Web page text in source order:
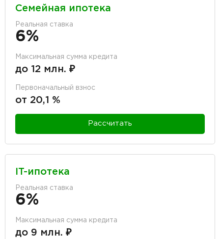
Семейная ипотека
Реальная ставка
6%
Максимальная сумма кредита
до 12 млн. ₽
Первоначальный взнос
от 20,1 %
Рассчитать
IT-ипотека
Реальная ставка
6%
Максимальная сумма кредита
до 9 млн. ₽